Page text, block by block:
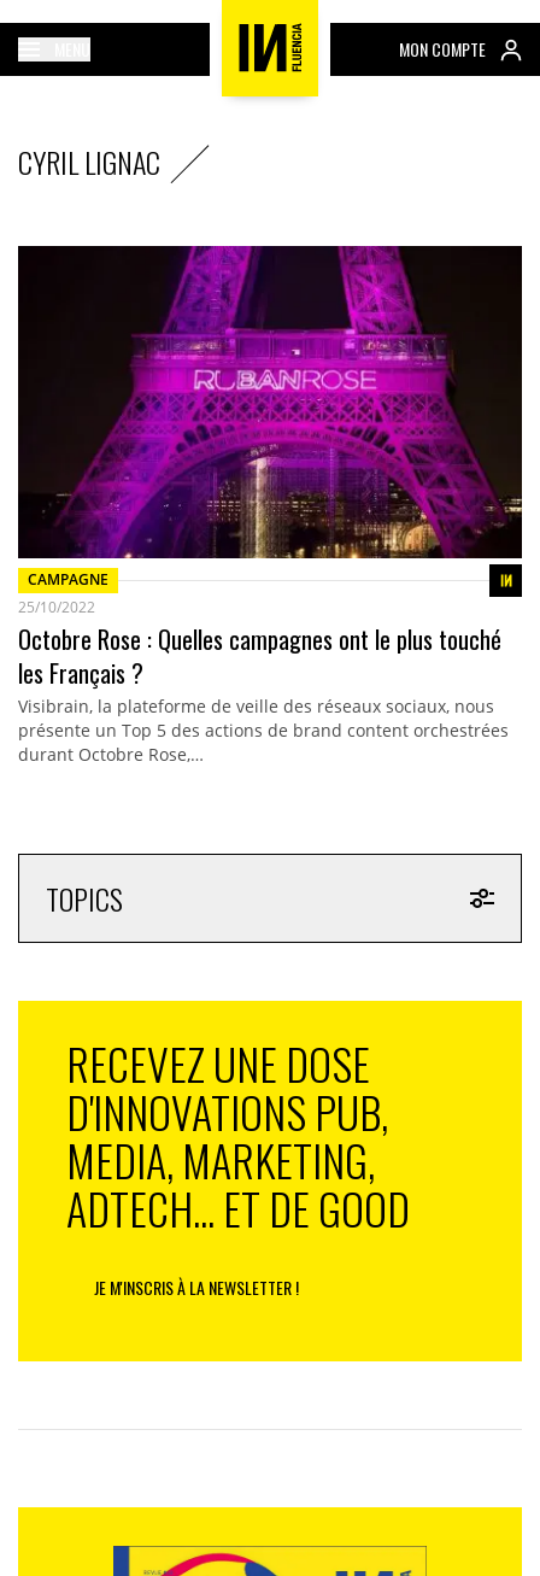
MON COMPTE
CYRIL LIGNAC
CAMPAGNE
25/10/2022
Octobre Rose : Quelles campagnes ont le plus touché
les Français ?
Visibrain, la plateforme de veille des réseaux sociaux, nous
présente un Top 5 des actions de brand content orchestrées
durant Octobre Rose,…
TOPICS
RECEVEZ UNE DOSE
D'INNOVATIONS PUB,
MEDIA, MARKETING,
ADTECH... ET DE GOOD
JE M'INSCRIS À LA NEWSLETTER !